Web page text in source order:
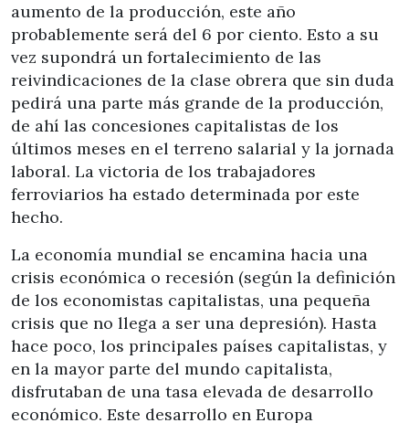
aumento de la producción, este año
probablemente será del 6 por ciento. Esto a su
vez supondrá un fortalecimiento de las
reivindicaciones de la clase obrera que sin duda
pedirá una parte más grande de la producción,
de ahí las concesiones capitalistas de los
últimos meses en el terreno salarial y la jornada
laboral. La victoria de los trabajadores
ferroviarios ha estado determinada por este
hecho.
La economía mundial se encamina hacia una
crisis económica o recesión (según la definición
de los economistas capitalistas, una pequeña
crisis que no llega a ser una depresión). Hasta
hace poco, los principales países capitalistas, y
en la mayor parte del mundo capitalista,
disfrutaban de una tasa elevada de desarrollo
económico. Este desarrollo en Europa